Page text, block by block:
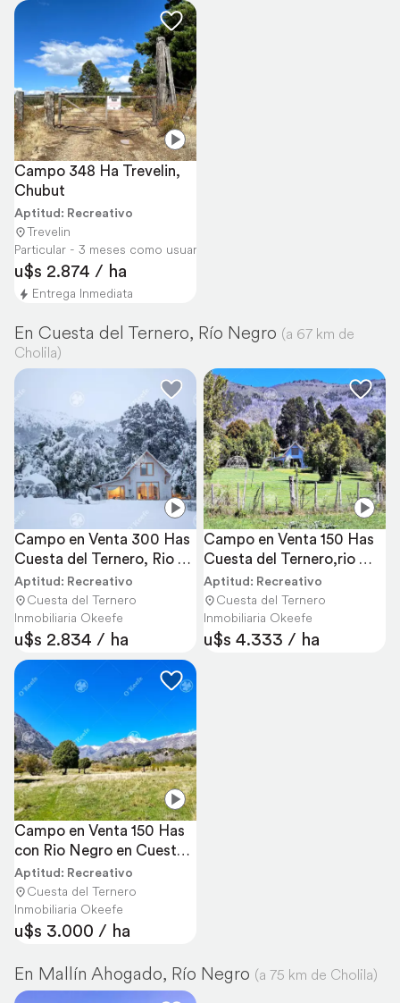
Campo 348 Ha Trevelin,
Chubut
Aptitud: Recreativo
Trevelin
Particular - 3 meses como usuario
u$s 2.874 / ha
Entrega Inmediata
En Cuesta del Ternero, Río Negro (a 67 km de
Cholila)
Campo en Venta 300 Has
Cuesta del Ternero, Rio
Negro.
Aptitud: Recreativo
Cuesta del Ternero
Inmobiliaria Okeefe
u$s 2.834 / ha
Campo en Venta 150 Has
Cuesta del Ternero,rio
Negro con Casa
Aptitud: Recreativo
Cuesta del Ternero
Inmobiliaria Okeefe
u$s 4.333 / ha
Campo en Venta 150 Has
con Rio Negro en Cuesta
del Ternero
Aptitud: Recreativo
Cuesta del Ternero
Inmobiliaria Okeefe
u$s 3.000 / ha
En Mallín Ahogado, Río Negro (a 75 km de Cholila)